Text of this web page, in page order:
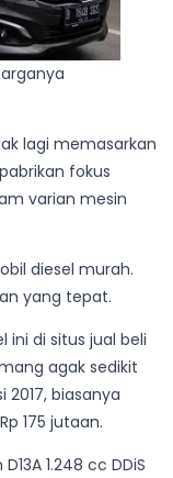
lagi memasarkan
fokus
varian mesin
diesel murah.
yang tepat.
ini di situs jual beli
agak sedikit
biasanya
175 jutaan.
1.248 cc DDiS